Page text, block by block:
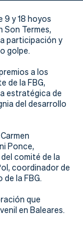
9 y 18 hoyos
Son Termes,
participación y
golpe.
a los
de la FBG,
estratégica de
del desarrollo
Ponce,
comité de la
coordinador de
la FBG.
que
en Baleares.